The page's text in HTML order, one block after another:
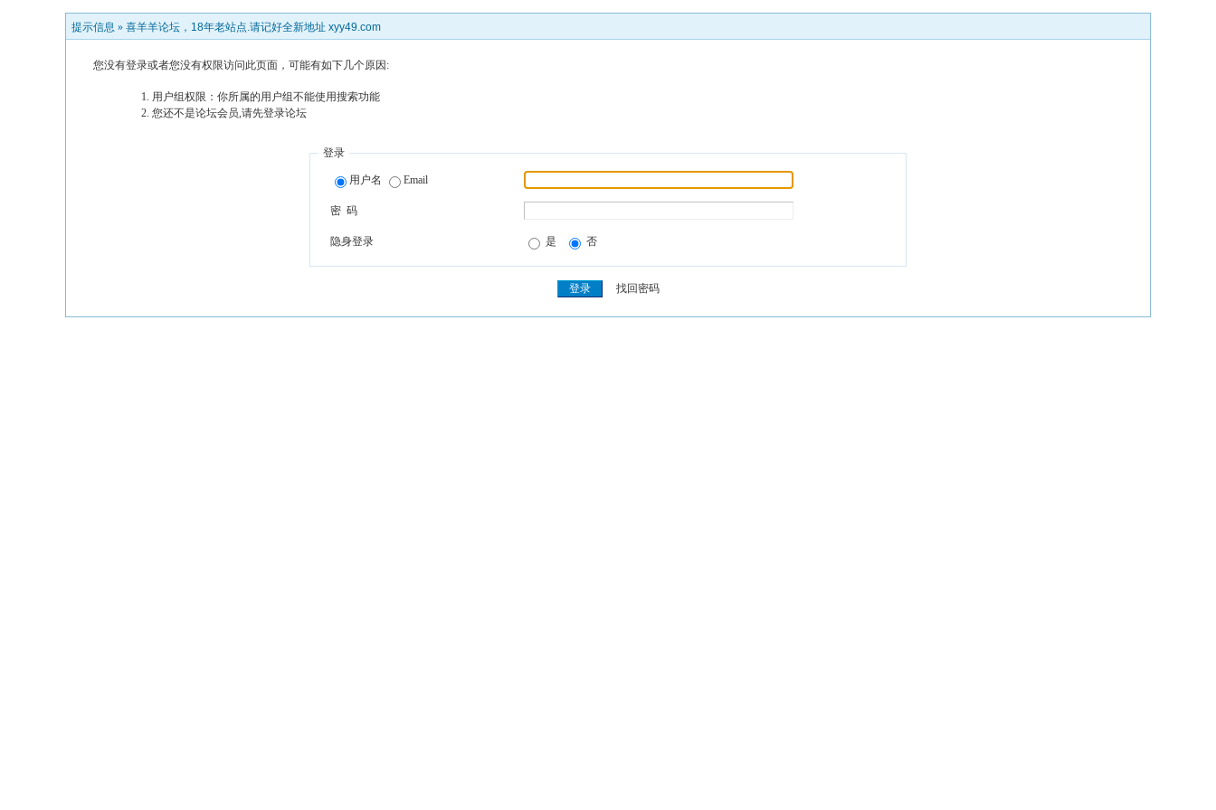
提示信息 » 喜羊羊论坛，18年老站点.请记好全新地址 xyy49.com
您没有登录或者您没有权限访问此页面，可能有如下几个原因:
用户组权限：你所属的用户组不能使用搜索功能
您还不是论坛会员,请先登录论坛
登录
用户名 Email
密 码
隐身登录 是 否
找回密码